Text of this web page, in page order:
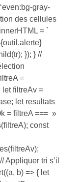
gray-
des cellules
= `
}); } //
=
let filtreAv =
let resultats
= filtreA === »
const
Appliquer tri s’il
b) => { let